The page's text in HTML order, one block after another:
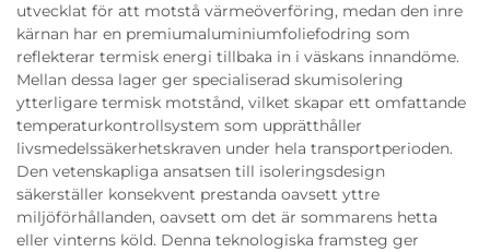
utvecklat för att motstå värmeöverföring, medan den inre
kärnan har en premiumaluminiumfoliefodring som
reflekterar termisk energi tillbaka in i väskans innandöme.
Mellan dessa lager ger specialiserad skumisolering
ytterligare termisk motstånd, vilket skapar ett omfattande
temperaturkontrollsystem som upprätthåller
livsmedelssäkerhetskraven under hela transportperioden.
Den vetenskapliga ansatsen till isoleringsdesign
säkerställer konsekvent prestanda oavsett yttre
miljöförhållanden, oavsett om det är sommarens hetta
eller vinterns köld. Denna teknologiska framsteg ger